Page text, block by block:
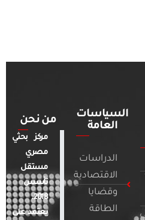
السياسات
العامة
الدراسات
الاقتصادية
وقضايا
الطاقة
من نحن
مركز بحثي
مصري
مستقل
تأسس
2018.
يعتمد على